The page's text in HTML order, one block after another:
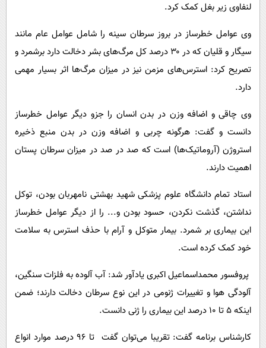
لنفاوی زیر بغل کمک کرد.
وی عوامل خطرساز در بروز سرطان سینه را شامل عوامل عام مانند
سیگار و قلیان که در ۳۰ درصد کل مرگ‌های بشر دخالت دارد برشمرد و
تصریح کرد: استرس‌های مزمن نیز در میزان مرگ‌ها اثر بسیار مهمی
دارد.
وی چاقی و اضافه وزن در بدن انسان را جزو دیگر عوامل خطرساز
دانست و گفت: هرگونه چربی و اضافه وزن در بدن منبع ذخیره
استروژن (آروماتیک‌ها) است که صد در صد در میزان سرطان پستان
اهمیت دارند.
استاد تمام دانشگاه علوم پزشکی شهید بهشتی نامهربان بودن، توکل
نداشتن، گذشت نکردن، حسود بودن و... را از دیگر عوامل خطرساز
این بیماری بر شمرد. بیمار متوکل و آرام با حذف استرس به سلامت
خود کمک کرده است.
پروفسور محمداسماعیل اکبری یادآور شد: آب آلوده به فلزات سنگین،
آلودگی هوا و تغییرات ژنومی در این نوع سرطان دخالت دارند؛ ضمن
اینکه ۵ تا ۱۰ درصد این بیماری را ژنی دانست.
کارشناس برنامه گفت: تقریبا می‌توان گفت تا ۹۶ درصد موارد انواع